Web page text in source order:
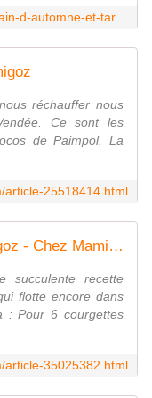
réchauffer nous
Ce sont les
de Paimpol. La
article-25518414.html
Les Courgettes farcies de Mamigoz - Chez Mamigoz
succulente recette
flotte encore dans
: Pour 6 courgettes
article-35025382.html